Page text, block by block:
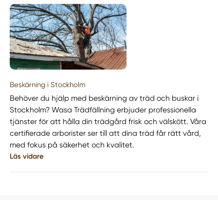
Beskärning i Stockholm
Behöver du hjälp med beskärning av träd och buskar i
Stockholm? Wasa Trädfällning erbjuder professionella
tjänster för att hålla din trädgård frisk och välskött. Våra
certifierade arborister ser till att dina träd får rätt vård,
med fokus på säkerhet och kvalitet.
Läs vidare